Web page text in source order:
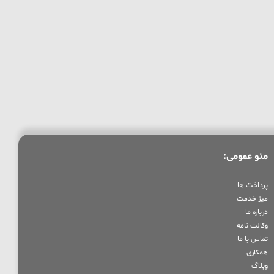
منو عمومی:
پرداخت ها
میز خدمت
درباره ما
وکالت نامه
تماس با ما
همکاری
وبلاگ